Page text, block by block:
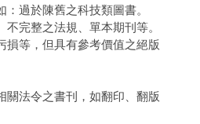
過於陳舊之科技類圖書。
完整之法規、單本期刊等。
損等，但具有參考價值之絕版
關法令之書刊，如翻印、翻版